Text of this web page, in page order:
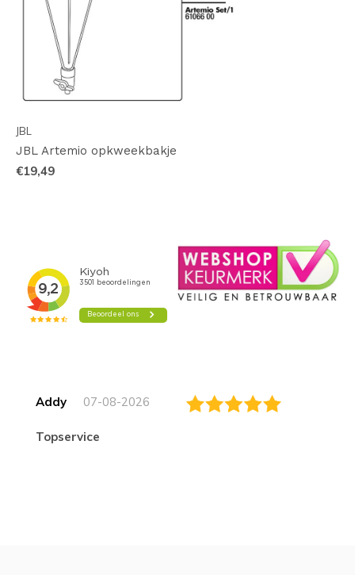
JBL
JBL Artemio opkweekbakje
€19,49
Addy 07-08-2026
topservice